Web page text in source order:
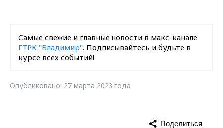
Самые свежие и главные новости в макс-канале
ГТРК "Владимир". Подписывайтесь и будьте в
курсе всех событий!
Опубликовано: 27 марта 2023 года
Поделиться